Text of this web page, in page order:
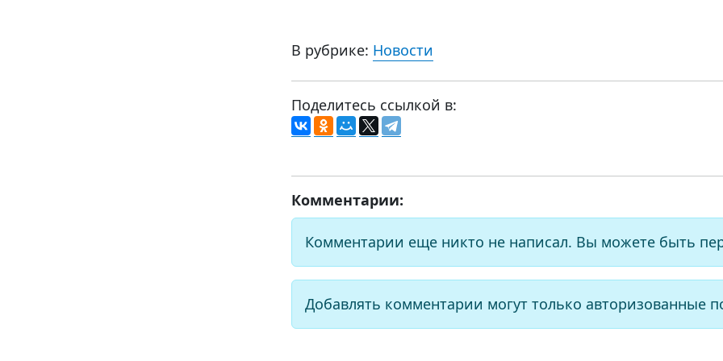
В рубрике: Новости
Поделитесь ссылкой в:
Комментарии:
Комментарии еще никто не написал. Вы можете быть
Добавлять комментарии могут только авторизованные